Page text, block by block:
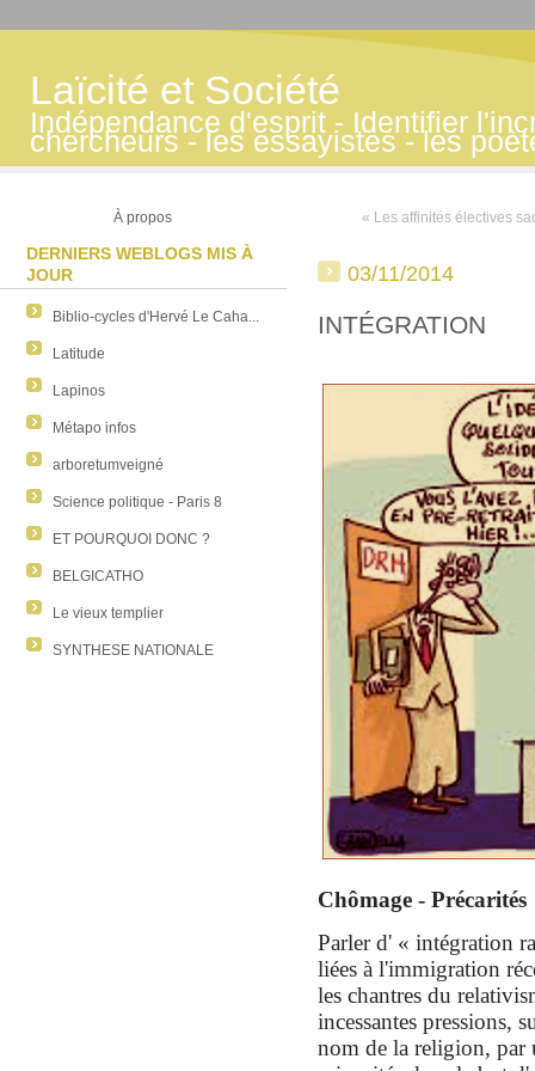
Laïcité et Société
Indépendance d'esprit - Identifier
chercheurs - les essayistes - les
À propos
DERNIERS WEBLOGS MIS À
JOUR
Biblio-cycles d'Hervé Le Caha...
Latitude
Lapinos
Métapo infos
arboretumveigné
Science politique - Paris 8
ET POURQUOI DONC ?
BELGICATHO
Le vieux templier
SYNTHESE NATIONALE
« Les affinités électives
03/11/2014
INTÉGRATION
Chômage - Précarités
Parler d' « intégration
liées à l'immigration
les chantres du
incessantes pressions,
nom de la religion, par